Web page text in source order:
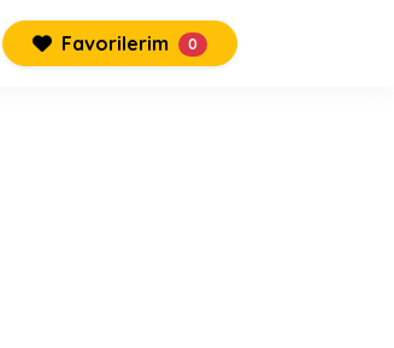
Favorilerim 0